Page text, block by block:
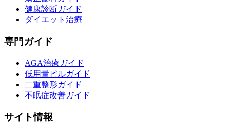
健康診断ガイド
ダイエット治療
専門ガイド
AGA治療ガイド
低用量ピルガイド
二重整形ガイド
不眠症改善ガイド
サイト情報